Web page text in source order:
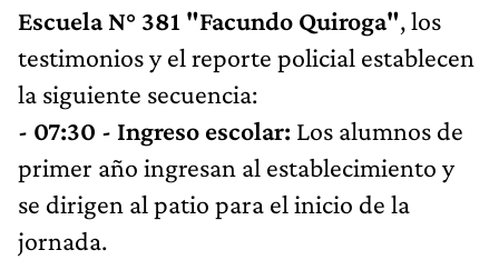
Escuela N° 381 "Facundo Quiroga", los
testimonios y el reporte policial establecen
la siguiente secuencia:
- 07:30 - Ingreso escolar: Los alumnos de
primer año ingresan al establecimiento y
se dirigen al patio para el inicio de la
jornada.